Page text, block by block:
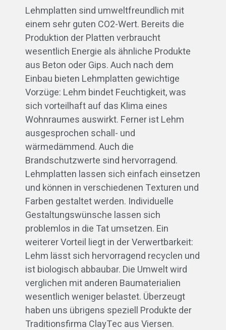
Lehmplatten sind umweltfreundlich mit
einem sehr guten CO2-Wert. Bereits die
Produktion der Platten verbraucht
wesentlich Energie als ähnliche Produkte
aus Beton oder Gips. Auch nach dem
Einbau bieten Lehmplatten gewichtige
Vorzüge: Lehm bindet Feuchtigkeit, was
sich vorteilhaft auf das Klima eines
Wohnraumes auswirkt. Ferner ist Lehm
ausgesprochen schall- und
wärmedämmend. Auch die
Brandschutzwerte sind hervorragend.
Lehmplatten lassen sich einfach einsetzen
und können in verschiedenen Texturen und
Farben gestaltet werden. Individuelle
Gestaltungswünsche lassen sich
problemlos in die Tat umsetzen. Ein
weiterer Vorteil liegt in der Verwertbarkeit:
Lehm lässt sich hervorragend recyclen und
ist biologisch abbaubar. Die Umwelt wird
verglichen mit anderen Baumaterialien
wesentlich weniger belastet. Überzeugt
haben uns übrigens speziell Produkte der
Traditionsfirma ClayTec aus Viersen.